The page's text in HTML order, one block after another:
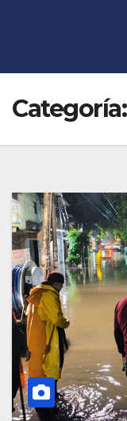
Categoría: